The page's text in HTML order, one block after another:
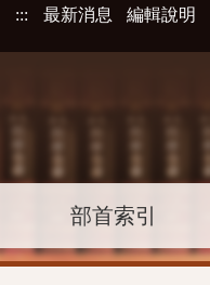
::: 最新消息 編輯說明
部首索引